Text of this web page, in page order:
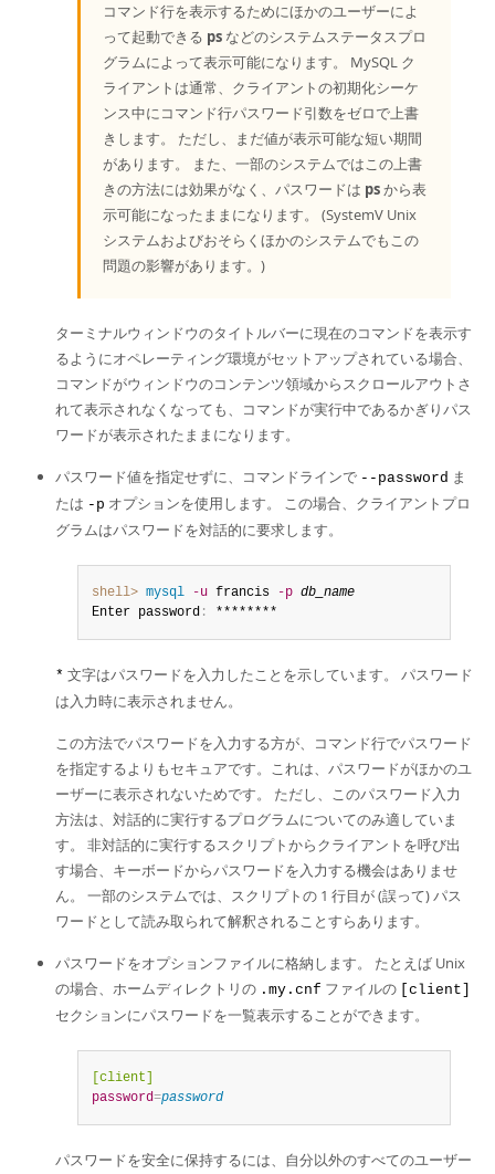
コマンド行を表示するためにほかのユーザーによ
って起動できる ps などのシステムステータスプロ
グラムによって表示可能になります。 MySQL ク
ライアントは通常、クライアントの初期化シーケ
ンス中にコマンド行パスワード引数をゼロで上書
きします。 ただし、まだ値が表示可能な短い期間
があります。 また、一部のシステムではこの上書
きの方法には効果がなく、パスワードは psから表
示可能になったままになります。 (SystemV Unix
システムおよびおそらくほかのシステムでもこの
問題の影響があります。)
ターミナルウィンドウのタイトルバーに現在のコマンドを表示す
るようにオペレーティング環境がセットアップされている場合、
コマンドがウィンドウのコンテンツ領域からスクロールアウトさ
れて表示されなくなっても、コマンドが実行中であるかぎりパス
ワードが表示されたままになります。
パスワード値を指定せずに、コマンドラインで --password ま
たは -p オプションを使用します。 この場合、クライアントプロ
グラムはパスワードを対話的に要求します。
shell> mysql -u francis -p db_name
Enter password : ********
* 文字はパスワードを入力したことを示しています。 パスワード
は入力時に表示されません。
この方法でパスワードを入力する方が、コマンド行でパスワード
を指定するよりもセキュアです。これは、パスワードがほかのユ
ーザーに表示されないためです。 ただし、このパスワード入力
方法は、対話的に実行するプログラムについてのみ適していま
す。 非対話的に実行するスクリプトからクライアントを呼び出
す場合、キーボードからパスワードを入力する機会はありませ
ん。 一部のシステムでは、スクリプトの 1 行目が (誤って) パス
ワードとして読み取られて解釈されることすらあります。
パスワードをオプションファイルに格納します。 たとえば Unix
の場合、ホームディレクトリの .my.cnf ファイルの [client]
セクションにパスワードを一覧表示することができます。
[client]
password=password
パスワードを安全に保持するには、自分以外のすべてのユーザー